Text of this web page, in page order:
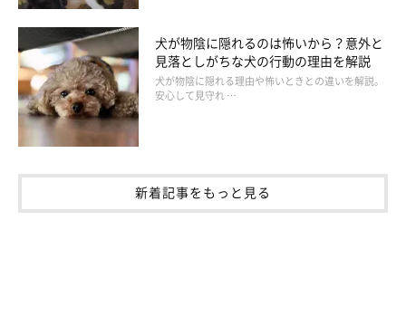
犬が物陰に隠れるのは怖いから？意外と
見落としがちな犬の行動の理由を解説
犬が物陰に隠れる理由や怖いときとの違いを解説。
安心して見守れ …
新着記事をもっと見る